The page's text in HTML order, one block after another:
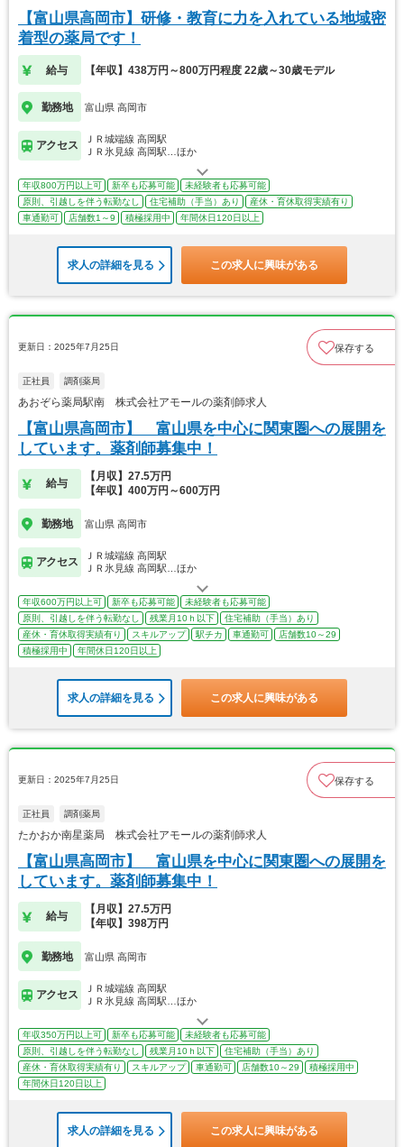
【富山県高岡市】研修・教育に力を入れている地域密
着型の薬局です！
給与 【年収】438万円～800万円程度 22歳～30歳モデル
勤務地 富山県 高岡市
アクセス
ＪＲ城端線 高岡駅
ＪＲ氷見線 高岡駅…ほか
年収800万円以上可 新卒も応募可能
未経験者も応募可能
原則、引越しを伴う転勤なし
住宅補助（手当）あり
産休・育休取得実績有り
車通勤可
店舗数1～9 積極採用中 年間休日120日以上
求人の詳細を見る この求人に興味がある
更新日：2025年7月25日 保存する
正社員 調剤薬局
あおぞら薬局駅南 株式会社アモールの薬剤師求人
【富山県高岡市】 富山県を中心に関東圏への展開を
しています。薬剤師募集中！
給与
【月収】27.5万円
【年収】400万円～600万円
勤務地 富山県 高岡市
アクセス
ＪＲ城端線 高岡駅
ＪＲ氷見線 高岡駅…ほか
年収600万円以上可 新卒も応募可能
未経験者も応募可能
原則、引越しを伴う転勤なし
残業月10ｈ以下
住宅補助（手当）あり
産休・育休取得実績有り
スキルアップ 駅チカ 車通勤可
店舗数10～29
積極採用中
年間休日120日以上
求人の詳細を見る この求人に興味がある
更新日：2025年7月25日 保存する
正社員 調剤薬局
たかおか南星薬局 株式会社アモールの薬剤師求人
【富山県高岡市】 富山県を中心に関東圏への展開を
しています。薬剤師募集中！
給与
【月収】27.5万円
【年収】398万円
勤務地 富山県 高岡市
アクセス
ＪＲ城端線 高岡駅
ＪＲ氷見線 高岡駅…ほか
年収350万円以上可 新卒も応募可能
未経験者も応募可能
原則、引越しを伴う転勤なし
残業月10ｈ以下
住宅補助（手当）あり
産休・育休取得実績有り
スキルアップ 車通勤可 店舗数10～29
積極採用中
年間休日120日以上
求人の詳細を見る この求人に興味がある